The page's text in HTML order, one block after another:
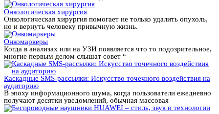
Онкологическая хирургия
Онкологическая хирургия помогает не только удалить опухоль,
но и вернуть человеку привычную жизнь.
Онкомаркеры
Когда в анализах или на УЗИ появляется что то подозрительное,
многие первым делом слышат совет “
Каскадные SMS-рассылки: Искусство точечного воздействия на
аудиторию
В эпоху информационного шума, когда пользователи ежедневно
получают десятки уведомлений, обычная массовая